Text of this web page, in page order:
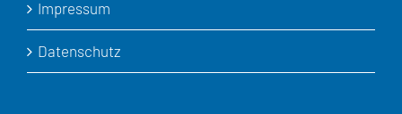
Impressum
Datenschutz